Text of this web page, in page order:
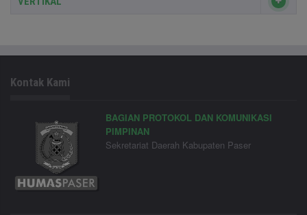
Kontak Kami
BAGIAN PROTOKOL DAN KOMUNIKASI
PIMPINAN
Sekretariat Daerah Kabupaten Paser